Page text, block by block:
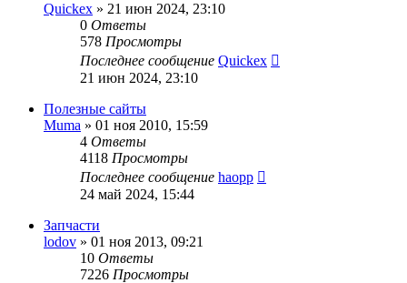
Quickex » 21 июн 2024, 23:10
0 Ответы
578 Просмотры
Последнее сообщение Quickex
21 июн 2024, 23:10
Полезные сайты
Muma » 01 ноя 2010, 15:59
4 Ответы
4118 Просмотры
Последнее сообщение haopp
24 май 2024, 15:44
Запчасти
lodov » 01 ноя 2013, 09:21
10 Ответы
7226 Просмотры